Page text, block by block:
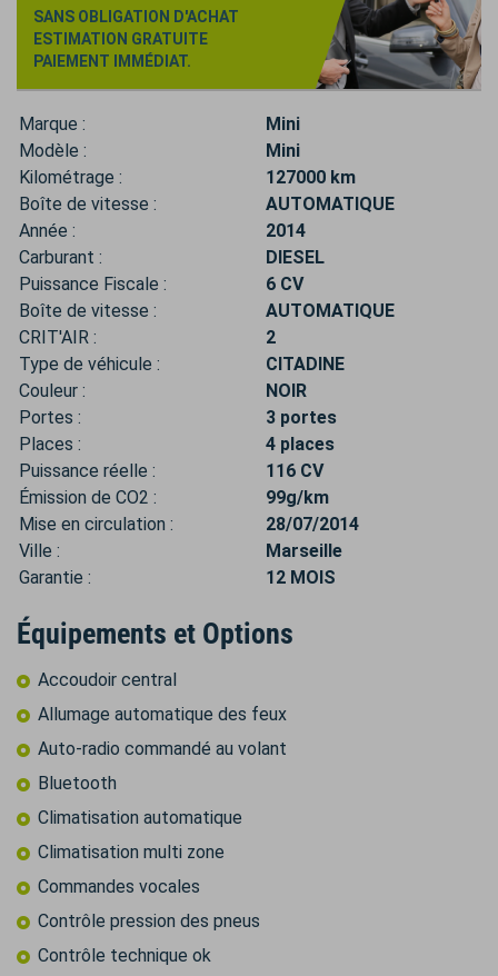
SANS OBLIGATION D'ACHAT
ESTIMATION GRATUITE
PAIEMENT IMMÉDIAT.
Marque :
Mini
Modèle :
Mini
Kilométrage :
127000 km
Boîte de vitesse :
AUTOMATIQUE
Année :
2014
Carburant :
DIESEL
Puissance Fiscale :
6 CV
Boîte de vitesse :
AUTOMATIQUE
CRIT'AIR :
2
Type de véhicule :
CITADINE
Couleur :
NOIR
Portes :
3 portes
Places :
4 places
Puissance réelle :
116 CV
Émission de CO2 :
99g/km
Mise en circulation :
28/07/2014
Ville :
Marseille
Garantie :
12 MOIS
Équipements et Options
Accoudoir central
Allumage automatique des feux
Auto-radio commandé au volant
Bluetooth
Climatisation automatique
Climatisation multi zone
Commandes vocales
Contrôle pression des pneus
Contrôle technique ok